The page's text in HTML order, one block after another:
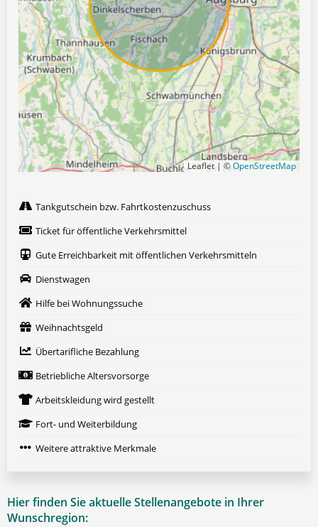
Leaflet | ©OpenStreetMap
Tankgutschein bzw. Fahrtkostenzuschuss
Ticket für öffentliche Verkehrsmittel
Gute Erreichbarkeit mit öffentlichen Verkehrsmitteln
Dienstwagen
Hilfe bei Wohnungssuche
Weihnachtsgeld
Übertarifliche Bezahlung
Betriebliche Altersvorsorge
Arbeitskleidung wird gestellt
Fort- und Weiterbildung
Weitere attraktive Merkmale
Hier finden Sie aktuelle Stellenangebote in Ihrer
Wunschregion: